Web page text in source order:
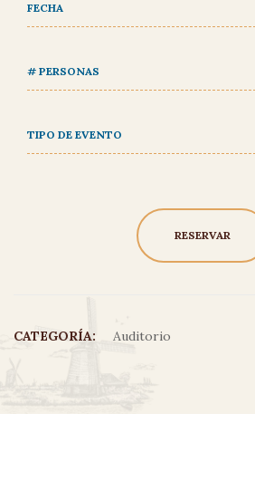
FECHA
# PERSONAS
TIPO DE EVENTO
CATEGORÍA: Auditorio